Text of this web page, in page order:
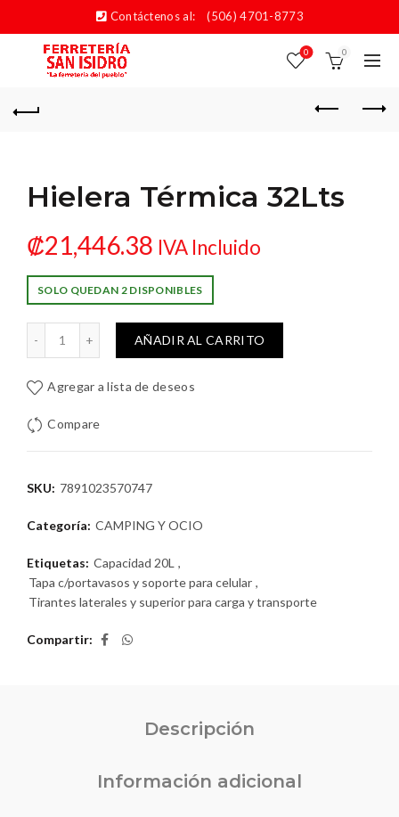
Contáctenos al: (506) 4701-8773
0 0
Hielera Térmica 32Lts
₡21,446.38 IVA Incluido
SOLO QUEDAN 2 DISPONIBLES
Térmica 32Lts cantidad
AÑADIR AL CARRITO
Agregar a lista de deseos
Compare
SKU: 7891023570747
Categoría: CAMPING Y OCIO
Etiquetas: Capacidad 20L ,
Tapa c/portavasos y soporte para celular ,
Tirantes laterales y superior para carga y transporte
Compartir
Descripción
Información adicional